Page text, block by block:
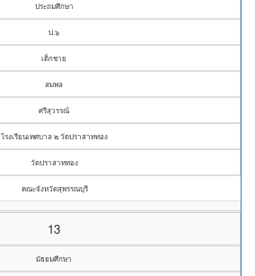
ประถมศึกษา
ป.๖
เด็กชาย
สมพล
ศรีสุวรรณ์
โรงเรียนเทศบาล ๒ วัดปราสาททอง
วัดปราสาททอง
คณะจังหวัดสุพรรณบุรี
13
มัธยมศึกษา